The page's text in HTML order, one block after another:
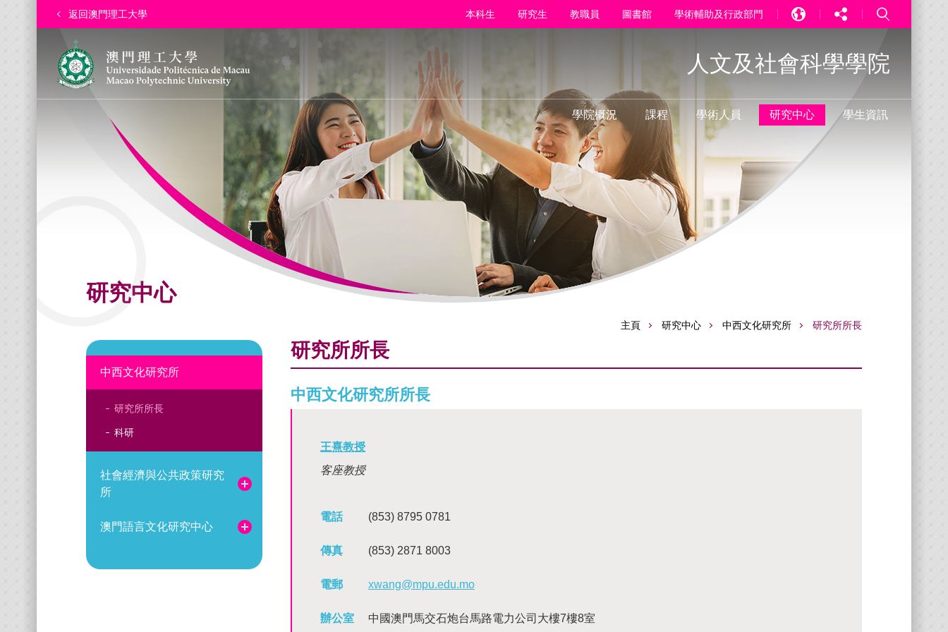
返回澳門理工大學 本科生 研究生 教職員 圖書館 學術輔助及行政部門
中文
人文及社會科學學院
學院概況 課程 學術人員 研究中心 學生資訊
研究中心
中西文化研究所
研究所所長
科研
社會經濟與公共政策研究
所
澳門語言文化研究中心
主頁 研究中心 中西文化研究所 研究所所長
研究所所長
中西文化研究所所長
王熹教授
客座教授
電話 (853) 8795 0781
傳真 (853) 2871 8003
電郵 xwang@mpu.edu.mo
辦公室 中國澳門馬交石炮台馬路電力公司大樓7樓8室